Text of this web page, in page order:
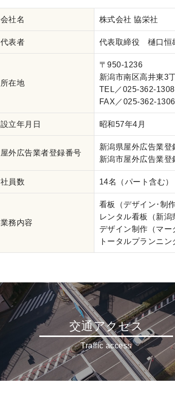
会社名 株式会社 協栄社
代表者 代表取締役 樋口恒
所在地
〒950-1236
新潟市南区高井東3
TEL／025-362-1308
FAX／025-362-1306
設立年月日 昭和57年4月
屋外広告業者登録番号
新潟県屋外広告業登
新潟市屋外広告業登
社員数 14名（パート含む）
業務内容
看板（デザイン･制
レンタル看板（新潟
デザイン制作（マ
トータルプランニ
交通アクセス
Traffic access